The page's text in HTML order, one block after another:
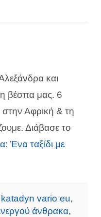
και
βέσπα μας. 6
στην Αφρική & τη
Διάβασε το
Ένα ταξίδι με
katadyn vario eu,
άνθρακα,